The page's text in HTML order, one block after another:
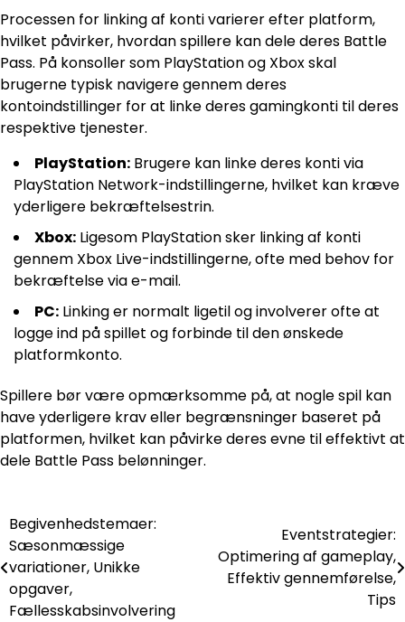
Processen for linking af konti varierer efter platform,
hvilket påvirker, hvordan spillere kan dele deres Battle
Pass. På konsoller som PlayStation og Xbox skal
brugerne typisk navigere gennem deres
kontoindstillinger for at linke deres gamingkonti til deres
respektive tjenester.
PlayStation: Brugere kan linke deres konti via
PlayStation Network-indstillingerne, hvilket kan kræve
yderligere bekræftelsestrin.
Xbox: Ligesom PlayStation sker linking af konti
gennem Xbox Live-indstillingerne, ofte med behov for
bekræftelse via e-mail.
PC: Linking er normalt ligetil og involverer ofte at
logge ind på spillet og forbinde til den ønskede
platformkonto.
Spillere bør være opmærksomme på, at nogle spil kan
have yderligere krav eller begrænsninger baseret på
platformen, hvilket kan påvirke deres evne til effektivt at
dele Battle Pass belønninger.
Post
navigation
Begivenhedstemaer:
Sæsonmæssige
variationer, Unikke
opgaver,
Fællesskabsinvolvering
Eventstrategier:
Optimering af gameplay,
Effektiv gennemførelse,
Tips